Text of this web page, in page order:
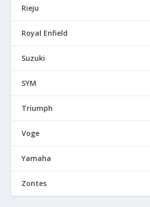
Rieju
Royal Enfield
Suzuki
SYM
Triumph
Voge
Yamaha
Zontes